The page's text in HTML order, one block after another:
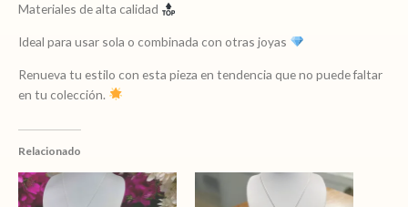
Materiales de alta calidad
Ideal para usar sola o combinada con otras joyas
Renueva tu estilo con esta pieza en tendencia que no puede faltar
en tu colección.
Relacionado